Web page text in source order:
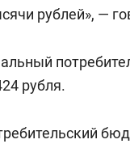
рублей», —
рубля.